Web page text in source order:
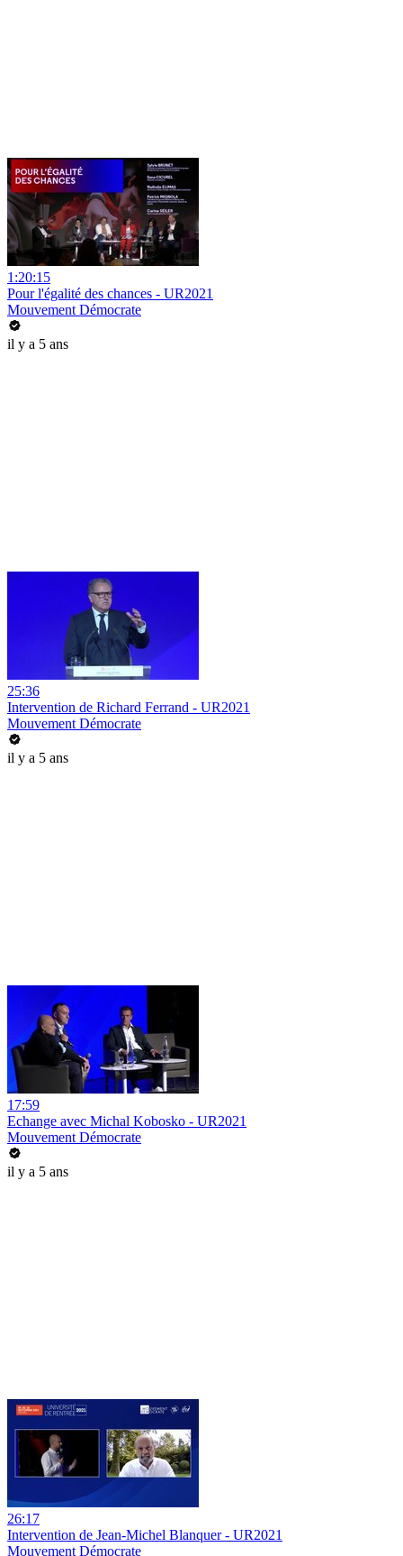
1:20:15
Pour l'égalité des chances - UR2021
Mouvement Démocrate
il y a 5 ans
25:36
Intervention de Richard Ferrand - UR2021
Mouvement Démocrate
il y a 5 ans
17:59
Echange avec Michal Kobosko - UR2021
Mouvement Démocrate
il y a 5 ans
26:17
Intervention de Jean-Michel Blanquer - UR2021
Mouvement Démocrate